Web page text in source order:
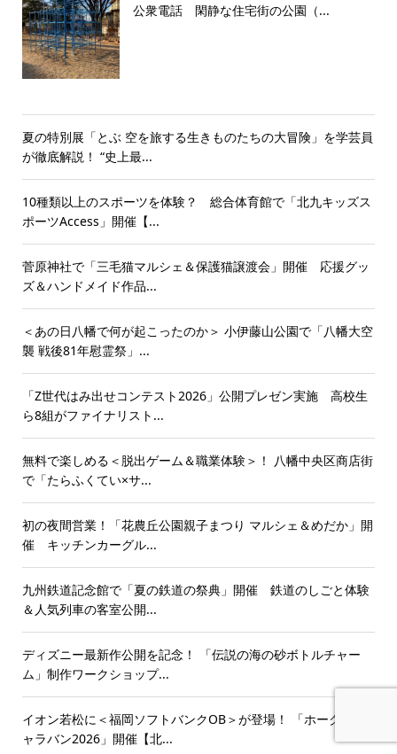
公衆電話 閑静な住宅街の公園（...
夏の特別展「とぶ 空を旅する生きものたちの大冒険」を学芸員
が徹底解説！ “史上最...
10種類以上のスポーツを体験？ 総合体育館で「北九キッズス
ポーツAccess」開催【...
菅原神社で「三毛猫マルシェ＆保護猫譲渡会」開催 応援グッ
ズ＆ハンドメイド作品...
＜あの日八幡で何が起こったのか＞ 小伊藤山公園で「八幡大空
襲 戦後81年慰霊祭」...
「Z世代はみ出せコンテスト2026」公開プレゼン実施 高校生
ら8組がファイナリスト...
無料で楽しめる＜脱出ゲーム＆職業体験＞！ 八幡中央区商店街
で「たらふくてい×サ...
初の夜間営業！「花農丘公園親子まつり マルシェ＆めだか」開
催 キッチンカーグル...
九州鉄道記念館で「夏の鉄道の祭典」開催 鉄道のしごと体験
＆人気列車の客室公開...
ディズニー最新作公開を記念！ 「伝説の海の砂ボトルチャー
ム」制作ワークショップ...
イオン若松に＜福岡ソフトバンクOB＞が登場！ 「ホークスキ
ャラバン2026」開催【北...